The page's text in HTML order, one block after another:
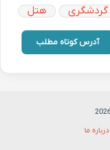
گردشگری هتل
آدرس کوتاه مطلب
درباره ما